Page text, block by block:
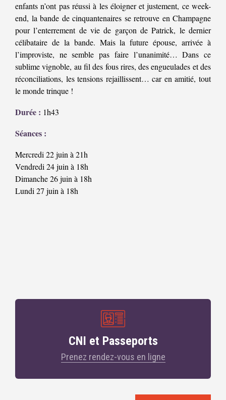
enfants n’ont pas réussi à les éloigner et justement, ce week-
end, la bande de cinquantenaires se retrouve en Champagne
pour l’enterrement de vie de garçon de Patrick, le dernier
célibataire de la bande. Mais la future épouse, arrivée à
l’improviste, ne semble pas faire l’unanimité… Dans ce
sublime vignoble, au fil des fous rires, des engueulades et des
réconciliations, les tensions rejaillissent… car en amitié, tout
le monde trinque !
Durée : 1h43
Séances :
Mercredi 22 juin à 21h
Vendredi 24 juin à 18h
Dimanche 26 juin à 18h
Lundi 27 juin à 18h
CNI et Passeports
Prenez rendez-vous en ligne